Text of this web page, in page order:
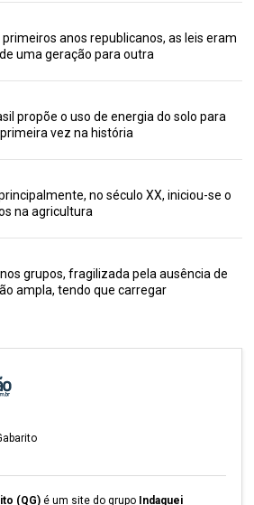
anos republicanos, as leis eram
uma geração para outra
propõe o uso de energia do solo para
vez na história
no século XX, iniciou-se o
na agricultura
grupos, fragilizada pela ausência de
ampla, tendo que carregar
(QG) é um site do grupo Indaguei